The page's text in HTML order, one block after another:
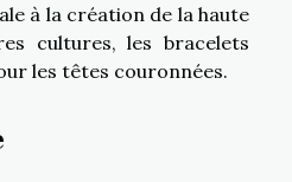
à la création de la haute
cultures, les bracelets
les têtes couronnées.